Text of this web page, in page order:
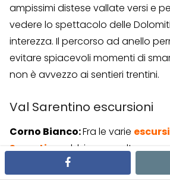
ampissimi distese vallate versi e
vedere lo spettacolo delle
interezza. Il percorso ad anello
evitare spiacevoli momenti di
non è avvezzo ai sentieri trentini.
Val Sarentino escursioni
Corno Bianco:Fra le varie
Sarentino, abbiamo scelto una
medio-alta. Più di 10 km con quasi
facebook